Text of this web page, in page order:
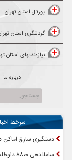
پورتال استان تهران
گردشگری استان
نیازمندیهای استان
درباره ما
سرخط
دستگیری سارق اماکن
ساماندهی ۸۸۰۰ داوطلب در هلال احمر ورامین